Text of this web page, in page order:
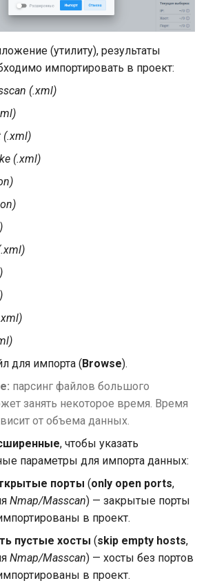
(утилиту), результаты
импортировать в проект:
(.xml)
(.xml)
(.xml)
для импорта ( Browse).
парсинг файлов большого
занять некоторое время. Время
от объема данных.
, чтобы указать
параметры для импорта данных:
порты (only open ports,
Nmap/Masscan) — закрытые порты
в проект.
пустые хосты (skip empty hosts,
Nmap/Masscan) — хосты без портов
в проект.